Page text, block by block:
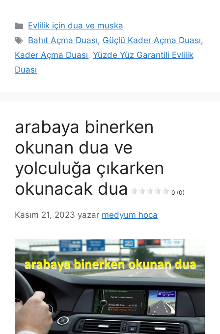
Evlilik için dua ve muska
Bahıt Açma Duası, Güçlü Kader Açma Duası,
Kader Açma Duası, Yüzde Yüz Garantili Evlilik
Duası
arabaya binerken
okunan dua ve
yolculuğa çıkarken
okunacak dua
0 (0)
Kasım 21, 2023 yazar medyum hoca